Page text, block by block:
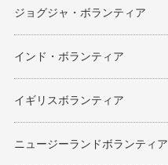
ジョグジャ・ボランティア
インド・ボランティア
イギリスボランティア
ニュージーランドボランティア